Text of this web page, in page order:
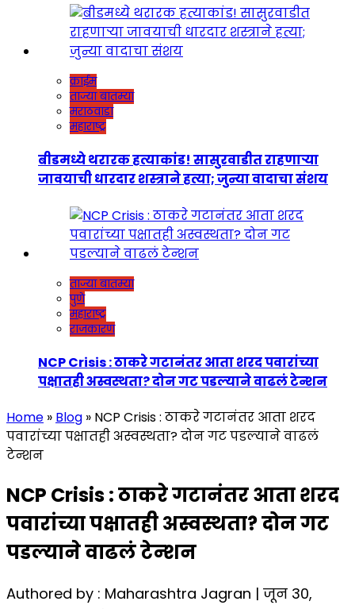
क्राईम
ताज्या बातम्या
मराठवाडा
महाराष्ट्र
बीडमध्ये थरारक हत्याकांड! सासुरवाडीत राहणाऱ्या
जावयाची धारदार शस्त्राने हत्या; जुन्या वादाचा संशय
ताज्या बातम्या
पुणे
महाराष्ट्र
राजकारण
NCP Crisis : ठाकरे गटानंतर आता शरद पवारांच्या
पक्षातही अस्वस्थता? दोन गट पडल्याने वाढलं टेन्शन
Home » Blog » NCP Crisis : ठाकरे गटानंतर आता शरद
पवारांच्या पक्षातही अस्वस्थता? दोन गट पडल्याने वाढलं
टेन्शन
NCP Crisis : ठाकरे गटानंतर आता शरद
पवारांच्या पक्षातही अस्वस्थता? दोन गट
पडल्याने वाढलं टेन्शन
Authored by : Maharashtra Jagran | जून 30,